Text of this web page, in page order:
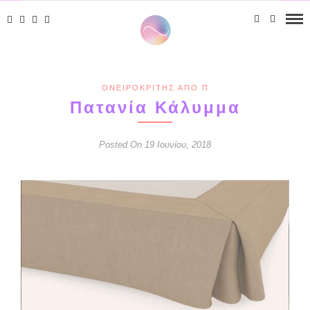
ΟΝΕΙΡΟΚΡΊΤΗΣ ΑΠΌ Π
Πατανία Κάλυμμα
Posted On 19 Ιουνίου, 2018